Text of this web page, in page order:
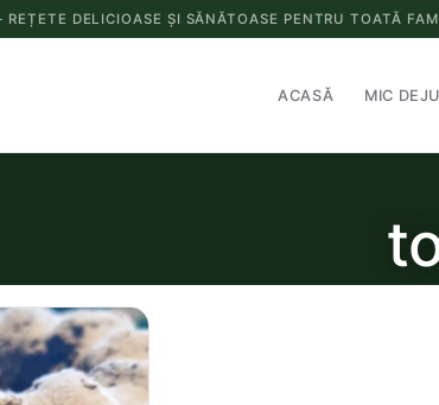
DELICIOASE ȘI SĂNĂTOASE PENTRU TOATĂ
ACASĂ MIC